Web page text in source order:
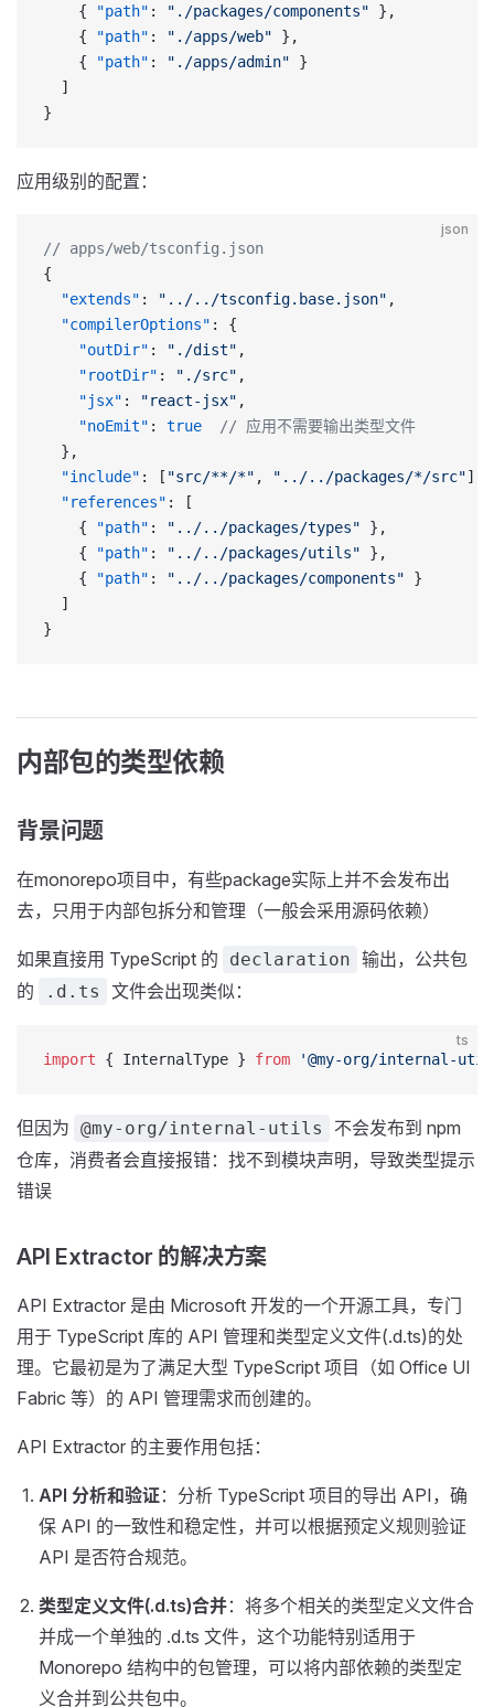
    {
"path" : "./packages/components" },
    {
"path" : "./apps/web" },
    {
"path" : "./apps/admin" }
  ]
}
应用级别的配置：
json
// apps/web/tsconfig.json
{
  "extends"
: "../../tsconfig.base.json" ,
  "compilerOptions"
: {
    "outDir"
: "./dist" ,
    "rootDir"
: "./src" ,
    "jsx"
: "react-jsx" ,
    "noEmit"
: true
  // 应用不需要输出类型文件
  },
  "include"
: [ "src/**/*" , "../../packages/*/src"],
  "references"
: [
    {
"path" : "../../packages/types" },
    {
"path" : "../../packages/utils" },
    {
"path" : "../../packages/components" }
  ]
}
内部包的类型依赖
背景问题
在monorepo项目中，有些package实际上并不会发布出
去，只用于内部包拆分和管理（一般会采用源码依赖）
如果直接用 TypeScript 的 declaration 输出，公共包
的
.d.ts 文件会出现类似：
ts
import { InternalType } from '@my-org/internal-
但因为 @my-org/internal-utils
不会发布到 npm
仓库，消费者会直接报错：找不到模块声明，导致类型提示
错误
API Extractor 的解决方案
API Extractor 是由 Microsoft 开发的一个开源工具，专门
用于 TypeScript 库的 API 管理和类型定义文件(.d.ts)的处
理。它最初是为了满足大型 TypeScript 项目（如 Office UI
Fabric 等）的 API 管理需求而创建的。
API Extractor 的主要作用包括：
API 分析和验证：分析 TypeScript 项目的导出 API，确
保 API 的一致性和稳定性，并可以根据预定义规则验证
API 是否符合规范。
类型定义文件(.d.ts)合并：将多个相关的类型定义文件合
并成一个单独的 .d.ts 文件，这个功能特别适用于
Monorepo 结构中的包管理，可以将内部依赖的类型定
义合并到公共包中。